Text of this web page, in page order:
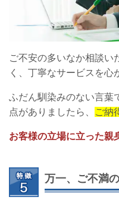
ご不安の多いなか相談い
く、丁寧なサービスを心
ふだん馴染みのない言葉
点がありましたら、
ご納
お客様の立場に立った親
万一、ご不満